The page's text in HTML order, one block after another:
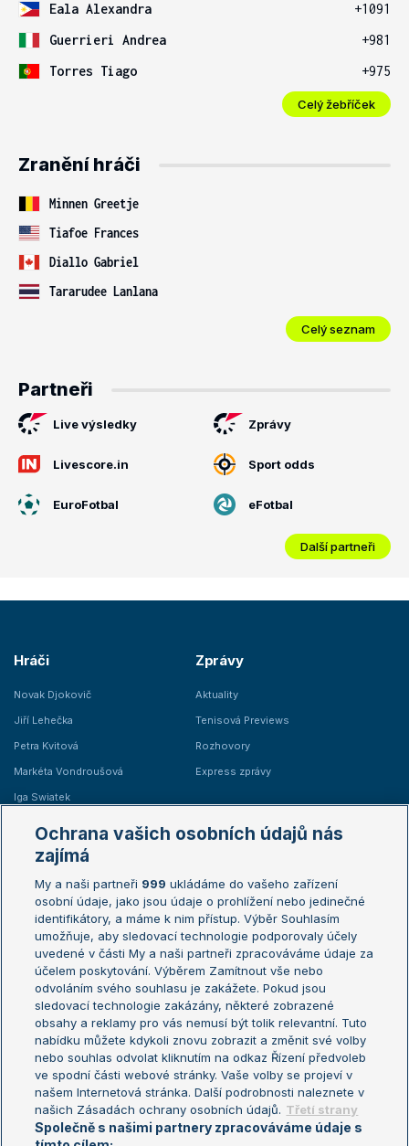
Eala Alexandra
+1091
Guerrieri Andrea
+981
Torres Tiago
+975
Celý žebříček
Zranění hráči
Minnen Greetje
Tiafoe Frances
Diallo Gabriel
Tararudee Lanlana
Celý seznam
Partneři
Live výsledky Zprávy
Livescore.in Sport odds
EuroFotbal eFotbal
Další partneři
Hráči
Novak Djokovič
Jiří Lehečka
Petra Kvitová
Markéta Vondroušová
Iga Swiatek
Zprávy
Aktuality
Tenisová Previews
Rozhovory
Express zprávy
Žebříčky
Žebříček ATP (muži)
Žebříček WTA (ženy)
Sázkařský žebříček
Australian Open
French Open
Wimbledon
US Open
Turnaj mistrů
Turnaj mistryň
Aktualní trendy
Fotbalové přestupy
Livesport Daily
LS Prague Open
Ochrana vašich osobních údajů nás
zajímá
My a naši partneři 999 ukládáme do vašeho zařízení
osobní údaje, jako jsou údaje o prohlížení nebo jedinečné
identifikátory, a máme k nim přístup. Výběr Souhlasím
umožňuje, aby sledovací technologie podporovaly účely
uvedené v části My a naši partneři zpracováváme údaje za
účelem poskytování. Výběrem Zamítnout vše nebo
odvoláním svého souhlasu je zakážete. Pokud jsou
sledovací technologie zakázány, některé zobrazené
obsahy a reklamy pro vás nemusí být tolik relevantní. Tuto
nabídku můžete kdykoli znovu zobrazit a změnit své volby
nebo souhlas odvolat kliknutím na odkaz Řízení předvoleb
ve spodní části webové stránky. Vaše volby se projeví v
našem Internetová stránka. Další podrobnosti naleznete v
našich Zásadách ochrany osobních údajů. Třetí strany
Společně s našimi partnery zpracováváme údaje s